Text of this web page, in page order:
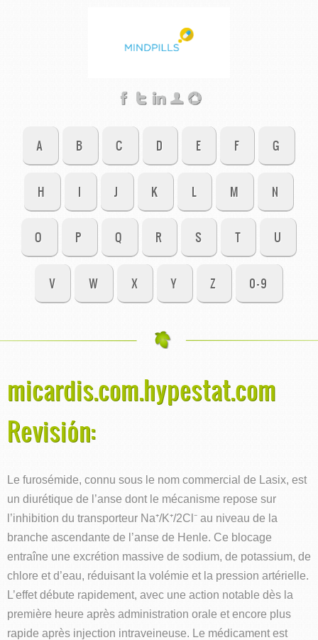
A B C D E F G
H I J K L M N
O P Q R S T U
V W X Y Z 0-9
micardis.com.hypestat.com
Revisión:
Le furosémide, connu sous le nom commercial de Lasix, est
un diurétique de l’anse dont le mécanisme repose sur
l’inhibition du transporteur Na⁺/K⁺/2Cl⁻ au niveau de la
branche ascendante de l’anse de Henle. Ce blocage
entraîne une excrétion massive de sodium, de potassium, de
chlore et d’eau, réduisant la volémie et la pression artérielle.
L’effet débute rapidement, avec une action notable dès la
première heure après administration orale et encore plus
rapide après injection intraveineuse. Le médicament est